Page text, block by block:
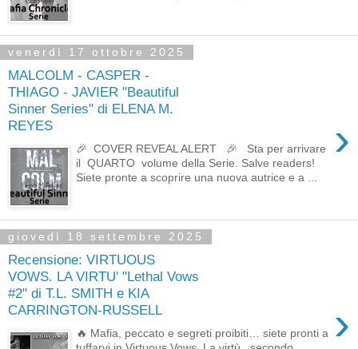
venerdì 17 ottobre 2025
MALCOLM - CASPER -
THIAGO - JAVIER "Beautiful
Sinner Series" di ELENA M.
REYES
›
🎉 COVER REVEAL ALERT 🎉 Sta per arrivare
il QUARTO volume della Serie. Salve readers!
Siete pronte a scoprire una nuova autrice e a ...
giovedì 18 settembre 2025
Recensione: VIRTUOUS
VOWS. LA VIRTU' "Lethal Vows
#2" di T.L. SMITH e KIA
CARRINGTON-RUSSELL
›
🔥 Mafia, peccato e segreti proibiti… siete pronti a